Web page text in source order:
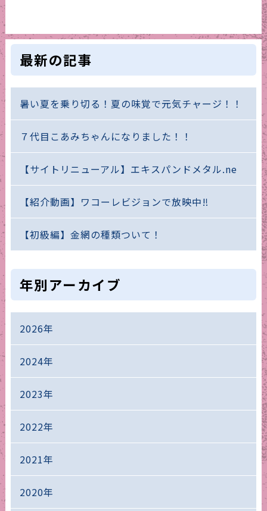
最新の記事
暑い夏を乗り切る！夏の味覚で元気チャージ！！
７代目こあみちゃんになりました！！
【サイトリニューアル】エキスパンドメタル.ne
【紹介動画】ワコーレビジョンで放映中‼
【初級編】金網の種類ついて！
年別アーカイブ
2026年
2024年
2023年
2022年
2021年
2020年